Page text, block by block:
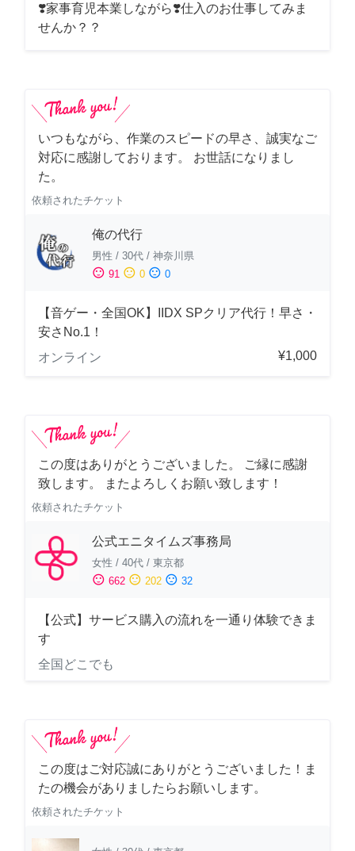
❣️家事育児本業しながら❣️仕入のお仕事してみま
せんか？？
いつもながら、作業のスピードの早さ、誠実なご
対応に感謝しております。 お世話になりまし
た。
依頼されたチケット
俺の代行
男性 / 30代 / 神奈川県
sentiment_satisfied 91 sentiment_neutral 0 sentiment_dissatisfied 0
【音ゲー・全国OK】IIDX SPクリア代行！早さ・
安さNo.1！
オンライン
¥1,000
この度はありがとうございました。 ご縁に感謝
致します。 またよろしくお願い致します！
依頼されたチケット
公式エニタイムズ事務局
女性 / 40代 / 東京都
sentiment_satisfied 662 sentiment_neutral 202 sentiment_dissatisfied 32
【公式】サービス購入の流れを一通り体験できま
す
全国どこでも
この度はご対応誠にありがとうございました！ま
たの機会がありましたらお願いします。
依頼されたチケット